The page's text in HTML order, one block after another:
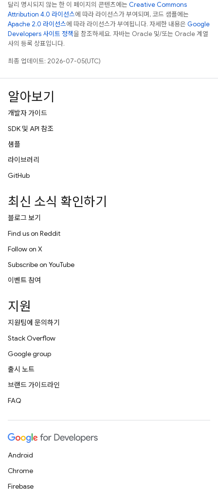
달리 명시되지 않는 한 이 페이지의 콘텐츠에는 Creative Commons
Attribution 4.0 라이선스에 따라 라이선스가 부여되며, 코드 샘플에는
Apache 2.0 라이선스에 따라 라이선스가 부여됩니다. 자세한 내용은 Google
Developers 사이트 정책을 참조하세요. 자바는 Oracle 및/또는 Oracle 계열
사의 등록 상표입니다.
최종 업데이트: 2026-07-05(UTC)
알아보기
개발자 가이드
SDK 및 API 참조
샘플
라이브러리
GitHub
최신 소식 확인하기
블로그 보기
Find us on Reddit
Follow on X
Subscribe on YouTube
이벤트 참여
지원
지원팀에 문의하기
Stack Overflow
Google group
출시 노트
브랜드 가이드라인
FAQ
Android
Chrome
Firebase